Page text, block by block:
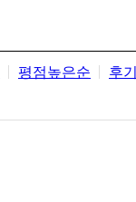
평점높은순 후